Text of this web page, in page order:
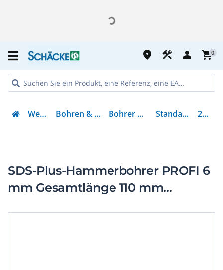
place construction person shopping_cart0
Werkzeug Bohren & Schrauben Bohrer & Schleifer Standardbohrer 208308
SDS-Plus-Hammerbohrer PROFI 6
mm Gesamtlänge 110 mm